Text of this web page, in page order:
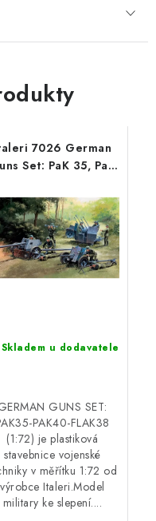
7026 German
Set: PaK 35, PaK
Skladem u dodavatele
GUNS SET:
PAK40-FLAK38
(1:72) je plastiková
stavebnice vojenské
v měřítku 1:72 od
výrobce Italeri.Model
military ke slepení....